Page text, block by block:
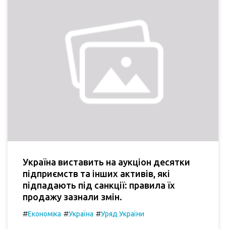
Україна виставить на аукціон десятки
підприємств та інших активів, які
підпадають під санкції: правила їх
продажу зазнали змін.
#Економіка #Україна #Уряд України